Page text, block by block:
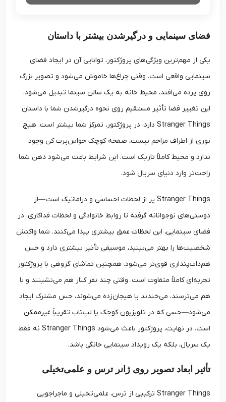
فضای سینمایی و درگیرشدن بیشتر با داستان
یکی از مهم‌ترین ویژگی‌های پروژکتور، توانایی آن در ایجاد فضای
سینمایی واقعی است. وقتی چراغ‌ها خاموش می‌شود و تصویر بزرگ
روی پرده می‌افتد، محیط خانه به یک سالن سینما تبدیل می‌شود.
این تغییر فضا تأثیر مستقیم روی نحوه درگیرشدن شما با داستان
Stranger Things دارد. در پروژکتور، تمرکز شما بیشتر است. هیچ
نوری از اطراف مزاحم نیست، صفحه کوچک حواس‌پرت کن وجود
ندارد و محیط کاملاً تاریک است. این شرایط باعث می‌شود ذهن شما
راحت‌تر وارد دنیای سریال شود.
Stranger Things پر از لحظات احساسی و دراماتیک است—از
دوستی‌های نوجوانانه گرفته تا روابط خانوادگی و لحظات فداکاری. در
فضای سینمایی، این لحظات عمق بیشتری پیدا می‌کنند. شما واکنش
شخصیت‌ها را بهتر می‌بینید، موسیقی تأثیر بیشتری دارد و حس
هم‌ذات‌پنداری قوی‌تر می‌شود. همچنین تماشای گروهی با پروژکتور
تجربه‌ای کاملاً متفاوت است. وقتی چند نفر کنار هم می‌نشینند و با
هم می‌ترسند، می‌خندند یا هیجان‌زده می‌شوند، حس مشترک ایجاد
می‌شود—حسی که در تلویزیون کوچک یا لپ‌تاپ تقریباً غیرممکن
است. در نهایت، پروژکتور باعث می‌شود Stranger Things نه فقط
یک سریال، بلکه یک رویداد سینمایی خانگی باشد.
تأثیر ابعاد تصویر روی ژانر ترس و علمی‌تخیلی
Stranger Things ترکیبی از ترس، علمی‌تخیلی و ماجراجویی